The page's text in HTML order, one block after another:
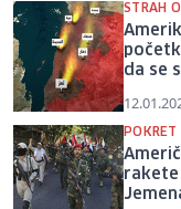
STRAH
da se
POKRET
rakete